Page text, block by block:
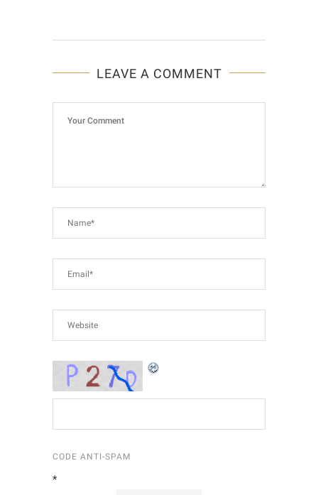
LEAVE A COMMENT
CODE ANTI-SPAM
*